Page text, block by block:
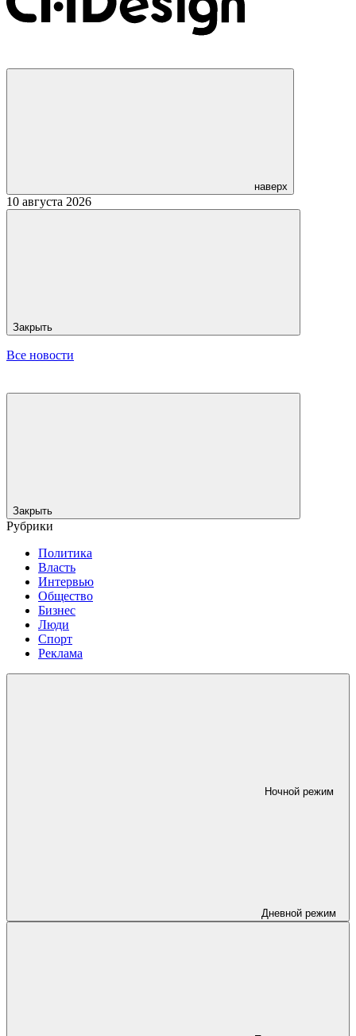
наверх
10 августа 2026
Закрыть
Все новости
Закрыть
Рубрики
Политика
Власть
Интервью
Общество
Бизнес
Люди
Спорт
Реклама
Ночной режим
Дневной режим